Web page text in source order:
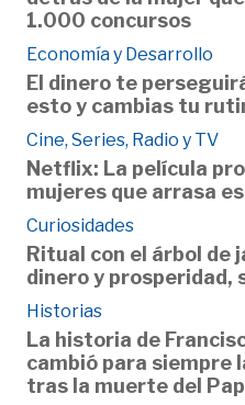
1.000 concursos
Economía y Desarrollo
El dinero te
esto y cambias tu
Cine, Series, Radio y TV
Netflix: La película
mujeres que arrasa
Curiosidades
Ritual con el árbol de
dinero y prosperidad,
Historias
La historia de
cambió para siempre
tras la muerte del